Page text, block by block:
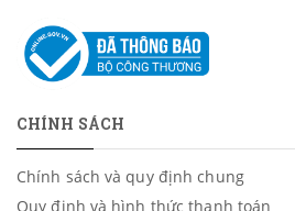
CHÍNH SÁCH
Chính sách và quy định chung
Quy định và hình thức thanh toán